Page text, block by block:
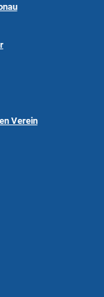
Verein